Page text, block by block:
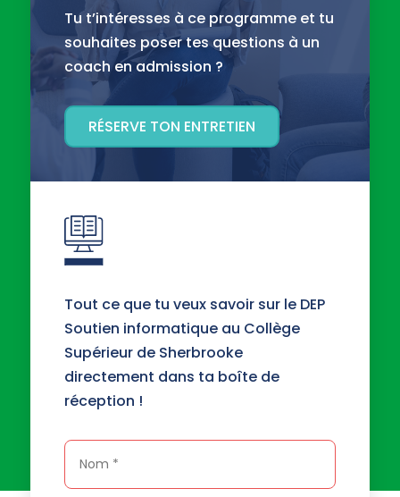
Tu t’intéresses à ce programme et tu
souhaites poser tes questions à un
coach en admission ?
RÉSERVE TON ENTRETIEN
Tout ce que tu veux savoir sur le DEP
Soutien informatique au Collège
Supérieur de Sherbrooke
directement dans ta boîte de
réception !